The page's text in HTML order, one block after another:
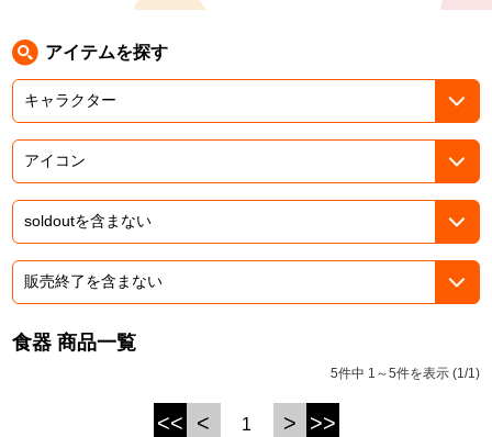
その他先行受付
プロジェクトアイマス ヴイアライヴ
テイルズ オブ シリーズ
電音部
鉄拳
アイテムを探す
食器 商品一覧
5件中 1～5件を表示 (1/1)
<< < 1 > >>